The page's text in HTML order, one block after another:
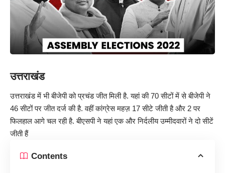
उत्तराखंड
उत्तराखंड में भी बीजेपी को प्रचंड जीत मिली है. यहां की 70 सीटों में से बीजेपी ने
46 सीटों पर जीत दर्ज की है. वहीं कांग्रेस महज़ 17 सीटे जीती है और 2 पर
फिलहाल आगे चल रही है. बीएसपी ने यहां एक और निर्दलीय उम्मीदवारों ने दो सीटें
जीती हैं
Contents